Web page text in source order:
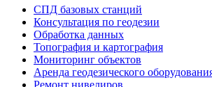
СПД базовых станций
Консультация по геодезии
Обработка данных
Топография и картография
Мониторинг объектов
Аренда геодезического
Ремонт нивелиров